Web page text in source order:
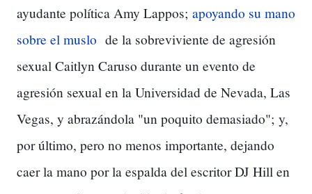
ayudante política Amy Lappos; apoyando su mano
sobre el muslo de la sobreviviente de agresión
sexual Caitlyn Caruso durante un evento de
agresión sexual en la Universidad de Nevada, Las
Vegas, y abrazándola "un poquito demasiado"; y,
por último, pero no menos importante, dejando
caer la mano por la espalda del escritor DJ Hill en